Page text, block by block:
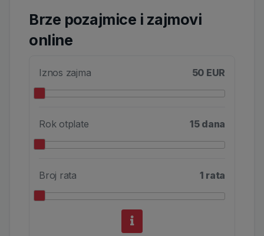
Brze pozajmice i zajmovi
online
Iznos zajma 50 EUR
Rok otplate 15 dana
Broj rata 1 rata